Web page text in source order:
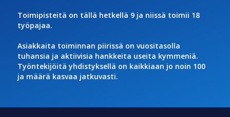
Toimipisteitä on tällä hetkellä 9 ja niissä toimii 18
työpajaa.
Asiakkaita toiminnan piirissä on vuositasolla
tuhansia ja aktiivisia hankkeita useita kymmeniä.
Työntekijöitä yhdistyksellä on kaikkiaan jo noin 100
ja määrä kasvaa jatkuvasti.